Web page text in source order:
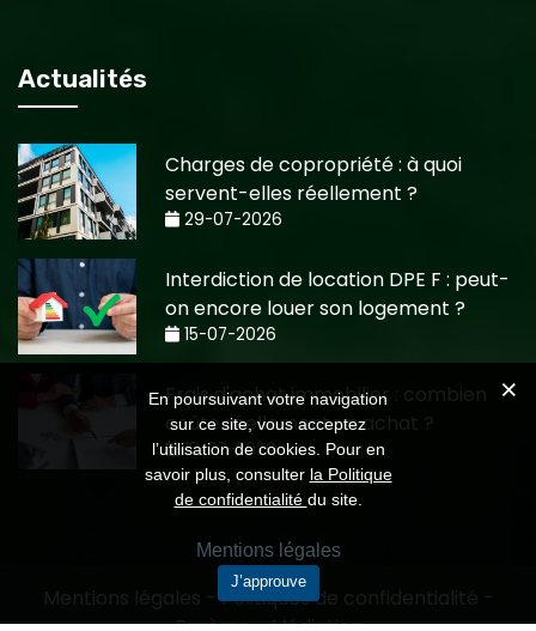
Actualités
Charges de copropriété : à quoi
servent-elles réellement ?
29-07-2026
Interdiction de location DPE F : peut-
on encore louer son logement ?
15-07-2026
Frais d'achat immobilier : combien
coûte réellement un achat ?
15-07-2026
-Politiques de confidentialité
En poursuivant votre navigation
sur ce site, vous acceptez
l’utilisation de cookies. Pour en
savoir plus, consulter la Politique
de confidentialité du site.
Mentions légales
J’approuve